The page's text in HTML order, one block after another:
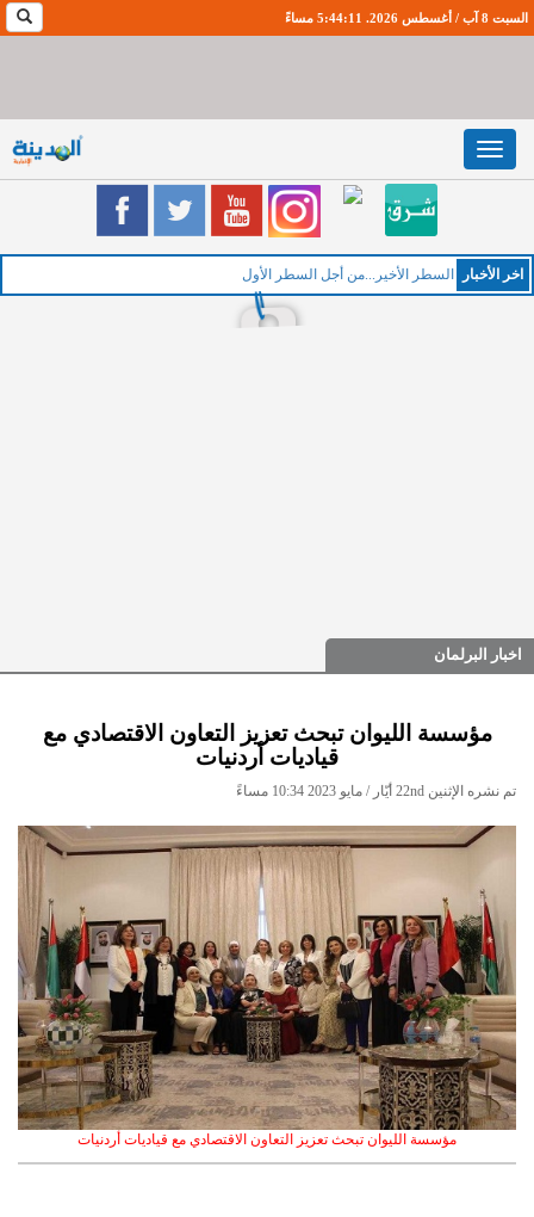
السبت 8 آب / أغسطس 2026. 5:44:12 مساءً
Toggle
navigation
اخر اﻷخبار ال
اخبار البرلمان
مؤسسة الليوان تبحث تعزيز التعاون الاقتصادي مع
قياديات أردنيات
تم نشره الإثنين 22nd أيّار / مايو 2023 10:34 مساءً
مؤسسة الليوان تبحث تعزيز التعاون الاقتصادي مع قياديات أردنيات